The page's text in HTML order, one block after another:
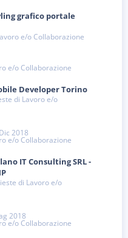
grafico portale
e/o Collaborazione
e/o Collaborazione
Developer Torino
di Lavoro e/o
e/o Collaborazione
2018
IT Consulting SRL -
di Lavoro e/o
e/o Collaborazione
2018